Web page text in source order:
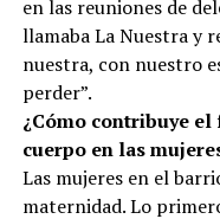
en las reuniones de
llamaba La Nuestra y
nuestra, con nuestro
perder”.
¿Cómo contribuye
cuerpo en las
Las mujeres en el
maternidad. Lo